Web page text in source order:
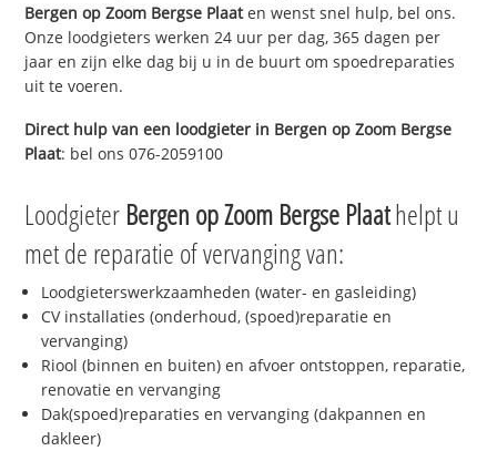
Bergen op Zoom Bergse Plaaten wenst snel hulp, bel ons.
Onze loodgieters werken 24 uur per dag, 365 dagen per
jaar en zijn elke dag bij u in de buurt om spoedreparaties
uit te voeren.
Direct hulp van een loodgieter in Bergen op Zoom Bergse
Plaat: bel ons 076-2059100
Loodgieter Bergen op Zoom Bergse Plaathelpt u
met de reparatie of vervanging van:
Loodgieterswerkzaamheden (water- en gasleiding)
CV installaties (onderhoud, (spoed)reparatie en
vervanging)
Riool (binnen en buiten) en afvoer ontstoppen, reparatie,
renovatie en vervanging
Dak(spoed)reparaties en vervanging (dakpannen en
dakleer)